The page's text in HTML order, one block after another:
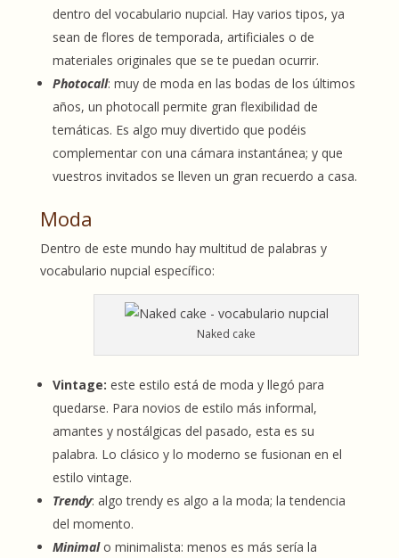
dentro del vocabulario nupcial. Hay varios tipos, ya
sean de flores de temporada, artificiales o de
materiales originales que se te puedan ocurrir.
Photocall: muy de moda en las bodas de los últimos
años, un photocall permite gran flexibilidad de
temáticas. Es algo muy divertido que podéis
complementar con una cámara instantánea; y que
vuestros invitados se lleven un gran recuerdo a casa.
Moda
Dentro de este mundo hay multitud de palabras y
vocabulario nupcial específico:
Naked cake
Vintage: este estilo está de moda y llegó para
quedarse. Para novios de estilo más informal,
amantes y nostálgicas del pasado, esta es su
palabra. Lo clásico y lo moderno se fusionan en el
estilo vintage.
Trendy: algo trendy es algo a la moda; la tendencia
del momento.
Minimalo minimalista: menos es más sería la